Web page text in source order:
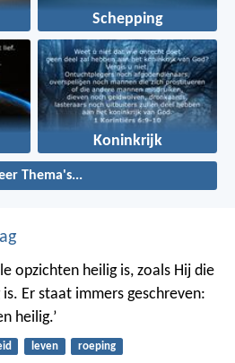
Schepping
Koninkrijk
Thema's...
opzichten heilig is, zoals Hij die
Er staat immers geschreven:
heilig.’
leven roeping